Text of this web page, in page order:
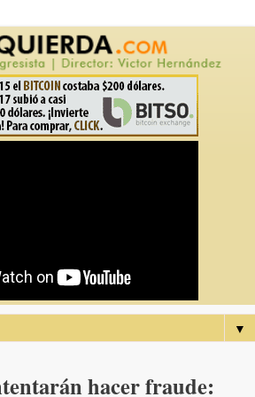
▼
hacer fraude: